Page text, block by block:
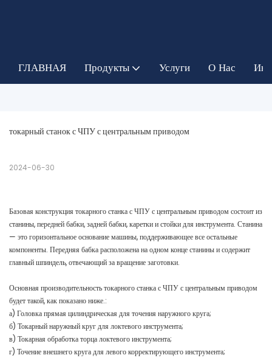
ГЛАВНАЯ Продукты Услуги О Нас
токарный станок с ЧПУ с центральным приводом
2024-06-30
Базовая конструкция токарного станка с ЧПУ с центральным приводом состоит из
станины, передней бабки, задней бабки, каретки и стойки для инструмента. Станина
— это горизонтальное основание машины, поддерживающее все остальные
компоненты. Передняя бабка расположена на одном конце станины и содержит
главный шпиндель, отвечающий за вращение заготовки.
Основная производительность токарного станка с ЧПУ с центральным приводом
будет такой, как показано ниже.:
а) Головка прямая цилиндрическая для точения наружного круга;
б) Токарный наружный круг для локтевого инструмента;
в) Токарная обработка торца локтевого инструмента;
г) Точение внешнего круга для левого корректирующего инструмента;